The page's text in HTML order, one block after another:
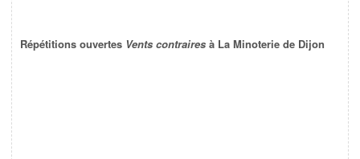
Répétitions ouvertes Vents contraires à La Minoterie de Dijon